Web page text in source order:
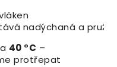
nadýchaná a
40 °C –
protřepat